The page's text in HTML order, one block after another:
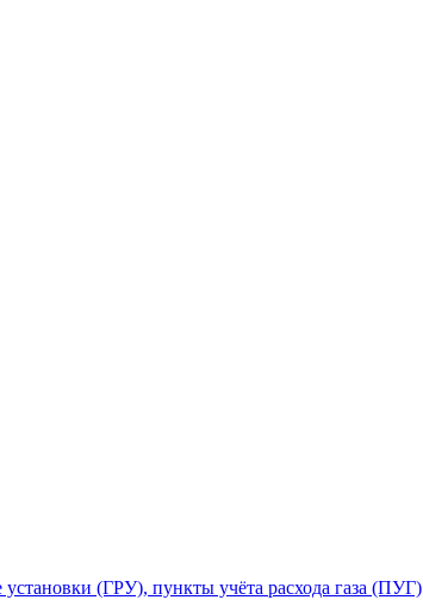
(ГРУ), пункты учёта расхода газа (ПУГ)